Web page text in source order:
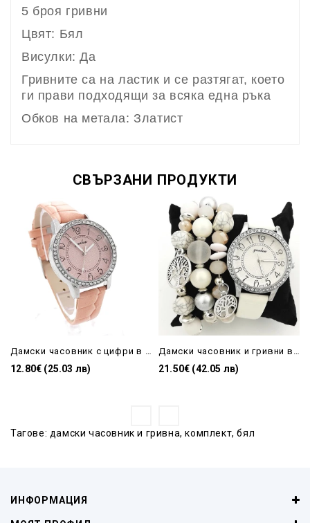
5 броя гривни
Цвят: Бял
Висулки: Да
Гривните са на ластик и се разтягат, което
ги прави подходящи за всяка една ръка
Обков на метала: Златист
СВЪРЗАНИ ПРОДУКТИ
12.80€ (25.03 лв) 21.50€ (42.05 лв)
Тагове: дамски часовник и гривна,комплект,бял
ИНФОРМАЦИЯ